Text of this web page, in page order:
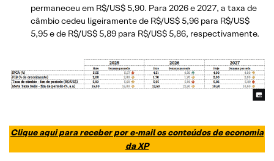
permaneceu em R$/US$ 5,90. Para 2026 e 2027, a taxa de
câmbio cedeu ligeiramente de R$/US$ 5,96 para R$/US$
5,95 e de R$/US$ 5,89 para R$/US$ 5,86, respectivamente.
Clique aqui para receber por e-mail os conteúdos de economia
da XP